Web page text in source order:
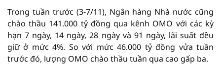
Trong tuần trước (3-7/11), Ngân hàng Nhà nước cũng
chào thầu 141.000 tỷ đồng qua kênh OMO với các kỳ
hạn 7 ngày, 14 ngày, 28 ngày và 91 ngày, lãi suất đều
giữ ở mức 4%. So với mức 46.000 tỷ đồng vửa tuần
trước đó, lượng OMO chào thầu tuần qua cao gấp ba.